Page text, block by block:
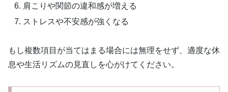
肩こりや関節の違和感が増える
ストレスや不安感が強くなる
もし複数項目が当てはまる場合には無理をせず、適度な休
息や生活リズムの見直しを心がけてください。